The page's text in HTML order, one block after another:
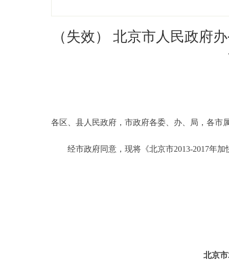
政务公开
（失效） 北京市人民政府
各区、县人民政府，市政府各委、办、局，各市
经市政府同意，现将《北京市2013-2017年加
北京